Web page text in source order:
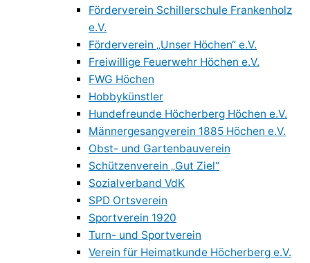
Förderverein Schillerschule Frankenholz
e.V.
Förderverein „Unser Höchen“ e.V.
Freiwillige Feuerwehr Höchen e.V.
FWG Höchen
Hobbykünstler
Hundefreunde Höcherberg Höchen e.V.
Männergesangverein 1885 Höchen e.V.
Obst- und Gartenbauverein
Schützenverein „Gut Ziel“
Sozialverband VdK
SPD Ortsverein
Sportverein 1920
Turn- und Sportverein
Verein für Heimatkunde Höcherberg e.V.